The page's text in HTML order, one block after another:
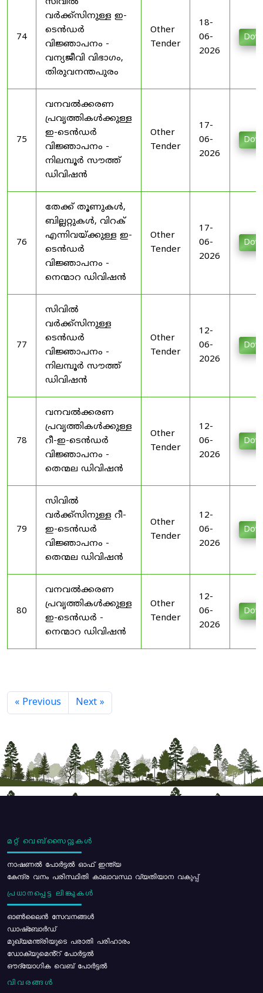
74
വർക്ക്സിനുള്ള ഇ-
ടെൻഡർ
വിജ്ഞാപനം -
വന്യജീവി വിഭാഗം,
തിരുവനന്തപുരം
Other
Tender
18-
06-
2026
75
വനവൽക്കരണ
പ്രവൃത്തികൾക്കുള്ള
ഇ-ടെൻഡർ
വിജ്ഞാപനം -
നിലമ്പൂർ സൗത്ത്
ഡിവിഷൻ
Other
Tender
17-
06-
2026
76
തേക്ക് തൂണുകൾ,
ബില്ലറ്റുകൾ, വിറക്
എന്നിവയ്ക്കുള്ള ഇ-
ടെൻഡർ
വിജ്ഞാപനം -
നെന്മാറ ഡിവിഷൻ
Other
Tender
17-
06-
2026
77
സിവിൽ
വർക്ക്‌സിനുള്ള
ടെൻഡർ
വിജ്ഞാപനം -
നിലമ്പൂർ സൗത്ത്
ഡിവിഷൻ
Other
Tender
12-
06-
2026
78
വനവൽക്കരണ
പ്രവൃത്തികൾക്കുള്ള
റീ-ഇ-ടെൻഡർ
വിജ്ഞാപനം -
തെന്മല ഡിവിഷൻ
Other
Tender
12-
06-
2026
79
സിവിൽ
വർക്ക്സിനുള്ള റീ-
ഇ-ടെൻഡർ
വിജ്ഞാപനം -
തെന്മല ഡിവിഷൻ
Other
Tender
12-
06-
2026
80
വനവൽക്കരണ
പ്രവൃത്തികൾക്കുള്ള
ഇ-ടെൻഡർ -
നെന്മാറ ഡിവിഷൻ
Other
Tender
12-
06-
2026
« Previous Next »
മറ്റ് വെബ്സൈറ്റുകൾ
നാഷണൽ പോർട്ടൽ ഓഫ് ഇന്ത്യ
കേന്ദ്ര വനം പരിസ്ഥിതി കാലാവസ്ഥ വ്യതിയാന വകുപ്പ്
പ്രധാനപ്പെട്ട ലിങ്കുകൾ
ഓൺലൈൻ സേവനങ്ങൾ
ഡാഷ്ബോർഡ്
മുഖ്യമന്ത്രിയുടെ പരാതി പരിഹാരം
ഡോക്യുമെൻ്റ് പോർട്ടൽ
ഔദ്യോഗിക വെബ് പോർട്ടൽ
വിവരങ്ങൾ